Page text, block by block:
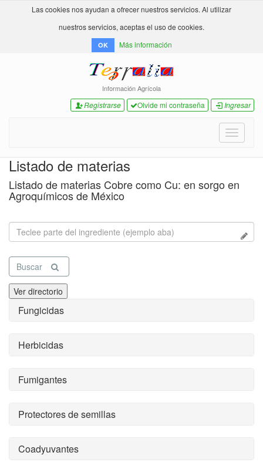
Las cookies nos ayudan a ofrecer nuestros servicios. Al utilizar
nuestros servicios, aceptas el uso de cookies.
OK Más información
Información Agrícola
Registrarse Olvide mi contraseña Ingresar
Toggle
Listado de materias
Listado de materias Cobre como Cu: en sorgo en
Agroquímicos de México
Buscar
Ver directorio
Fungicidas
Herbicidas
Fumigantes
Protectores de semillas
Coadyuvantes